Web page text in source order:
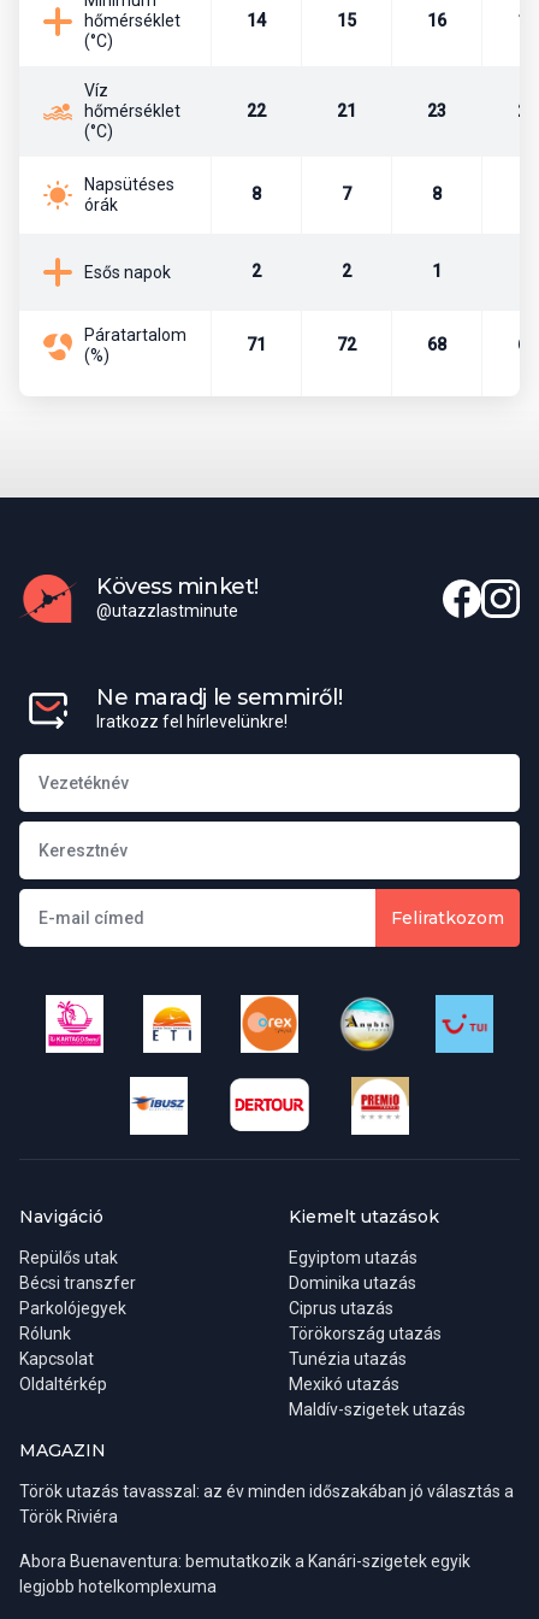
hőmérséklet
(°C)
14 15 16 18
Víz
hőmérséklet
(°C)
22 21 23 25
Napsütéses
órák
8 7 8
Esős napok 2 2 1
Páratartalom
(%)
71 72 68 65
Kövess minket!
@utazzlastminute
Ne maradj le semmiről!
Iratkozz fel hírlevelünkre!
Feliratkozom
Navigáció
Repülős utak
Bécsi transzfer
Parkolójegyek
Rólunk
Kapcsolat
Oldaltérkép
Kiemelt utazások
Egyiptom utazás
Dominika utazás
Ciprus utazás
Törökország utazás
Tunézia utazás
Mexikó utazás
Maldív-szigetek utazás
MAGAZIN
Török utazás tavasszal: az év minden időszakában jó választás a
Török Riviéra
Abora Buenaventura: bemutatkozik a Kanári-szigetek egyik
legjobb hotelkomplexuma